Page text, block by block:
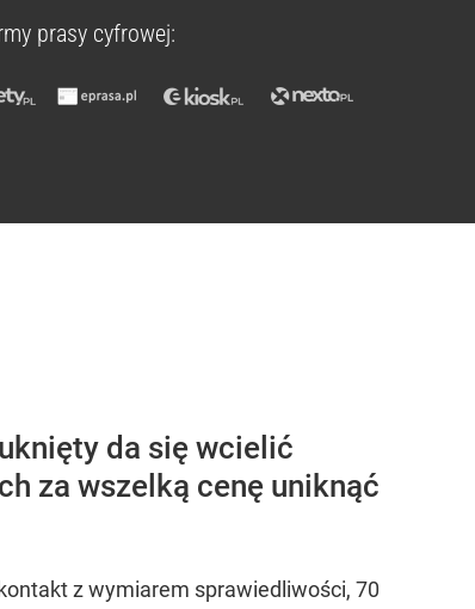
prasy cyfrowej:
da się wcielić
za wszelką cenę uniknąć
z wymiarem sprawiedliwości, 70